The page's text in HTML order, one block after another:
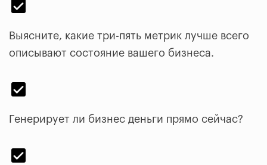
Выясните, какие три-пять метрик лучше всего
описывают состояние вашего бизнеса.
Генерирует ли бизнес деньги прямо сейчас?